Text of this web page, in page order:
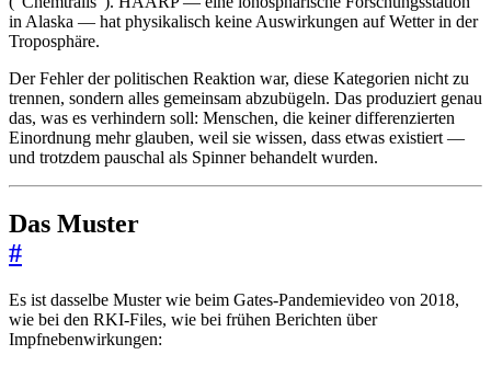
in Alaska — hat physikalisch keine Auswirkungen auf Wetter in der
Troposphäre.
Der Fehler der politischen Reaktion war, diese Kategorien nicht zu
trennen, sondern alles gemeinsam abzubügeln. Das produziert genau
das, was es verhindern soll: Menschen, die keiner differenzierten
Einordnung mehr glauben, weil sie wissen, dass etwas existiert —
und trotzdem pauschal als Spinner behandelt wurden.
Das Muster
#
Es ist dasselbe Muster wie beim Gates-Pandemievideo von 2018,
wie bei den RKI-Files, wie bei frühen Berichten über
Impfnebenwirkungen: